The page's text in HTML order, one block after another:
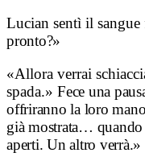
Lucian sentì il
pronto?»
«Allora verrai
spada.» Fece una
offriranno la loro
già mostrata…
aperti. Un altro verrà.»